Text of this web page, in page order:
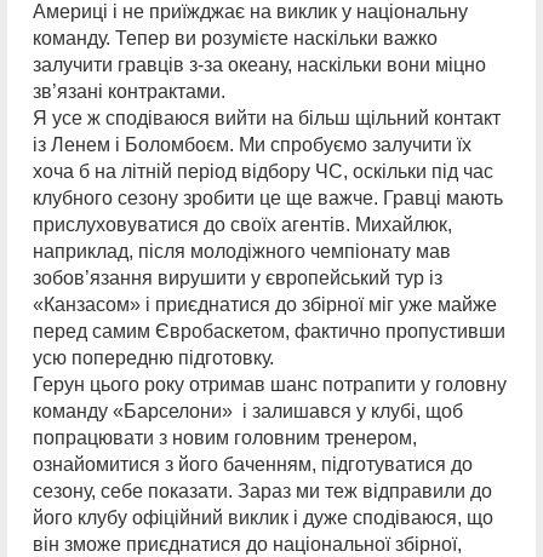
Америці і не приїжджає на виклик у національну
команду. Тепер ви розумієте наскільки важко
залучити гравців з-за океану, наскільки вони міцно
зв’язані контрактами.
Я усе ж сподіваюся вийти на більш щільний контакт
із Ленем і Боломбоєм. Ми спробуємо залучити їх
хоча б на літній період відбору ЧС, оскільки під час
клубного сезону зробити це ще важче. Гравці мають
прислуховуватися до своїх агентів. Михайлюк,
наприклад, після молодіжного чемпіонату мав
зобов’язання вирушити у європейський тур із
«Канзасом» і приєднатися до збірної міг уже майже
перед самим Євробаскетом, фактично пропустивши
усю попередню підготовку.
Герун цього року отримав шанс потрапити у головну
команду «Барселони» і залишався у клубі, щоб
попрацювати з новим головним тренером,
ознайомитися з його баченням, підготуватися до
сезону, себе показати. Зараз ми теж відправили до
його клубу офіційний виклик і дуже сподіваюся, що
він зможе приєднатися до національної збірної,